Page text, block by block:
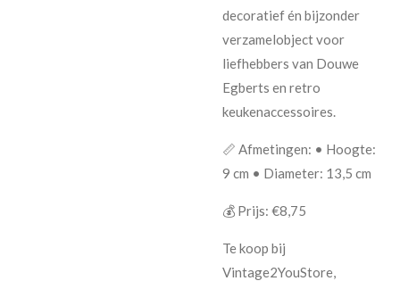
decoratief én bijzonder
verzamelobject voor
liefhebbers van Douwe
Egberts en retro
keukenaccessoires.
📏 Afmetingen: • Hoogte:
9 cm • Diameter: 13,5 cm
💰 Prijs: €8,75
Te koop bij
Vintage2YouStore,